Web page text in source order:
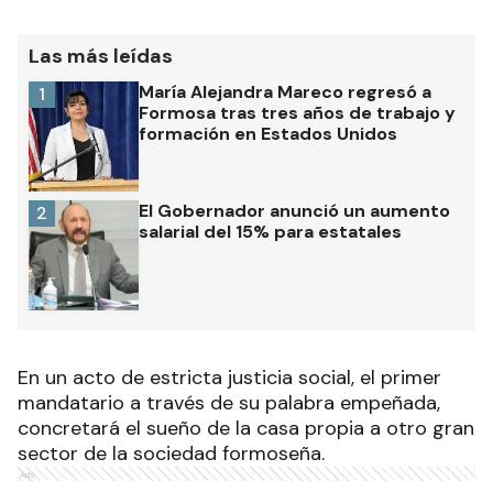
Las más leídas
María Alejandra Mareco regresó a
Formosa tras tres años de trabajo y
formación en Estados Unidos
1
El Gobernador anunció un aumento
salarial del 15% para estatales
2
En un acto de estricta justicia social, el primer
mandatario a través de su palabra empeñada,
concretará el sueño de la casa propia a otro gran
sector de la sociedad formoseña.
Ads